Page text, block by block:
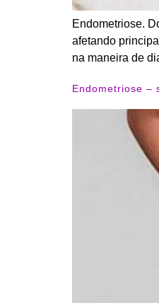
Endometriose.
afetando
na maneira de
Endometriose –